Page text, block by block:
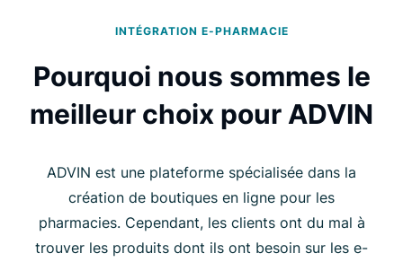
INTÉGRATION E-PHARMACIE
Pourquoi nous sommes le
meilleur choix pour ADVIN
ADVIN est une plateforme spécialisée dans la
création de boutiques en ligne pour les
pharmacies. Cependant, les clients ont du mal à
trouver les produits dont ils ont besoin sur les e-